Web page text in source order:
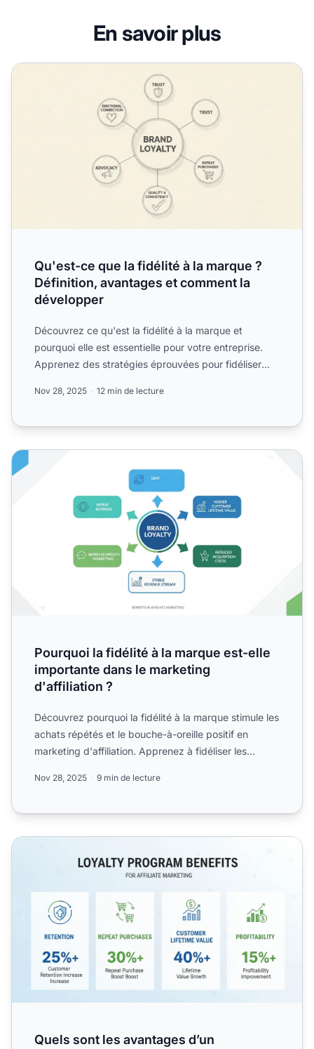
En savoir plus
Qu'est-ce que la fidélité à la marque ? Définition,
Qu'est-ce que la fidélité à la marque ?
Définition, avantages et comment la
développer
Découvrez ce qu'est la fidélité à la marque et
pourquoi elle est essentielle pour votre entreprise.
Apprenez des stratégies éprouvées pour fidéliser
Nov 28, 2025 12 min de lecture
Pourquoi la fidélité à la marque est-elle importante dans
Pourquoi la fidélité à la marque est-elle
importante dans le marketing
d'affiliation ?
Découvrez pourquoi la fidélité à la marque stimule les
achats répétés et le bouche-à-oreille positif en
marketing d'affiliation. Apprenez à fidéliser les
Nov 28, 2025 9 min de lecture
Quels sont les avantages d’un programme de fidélité
Quels sont les avantages d’un